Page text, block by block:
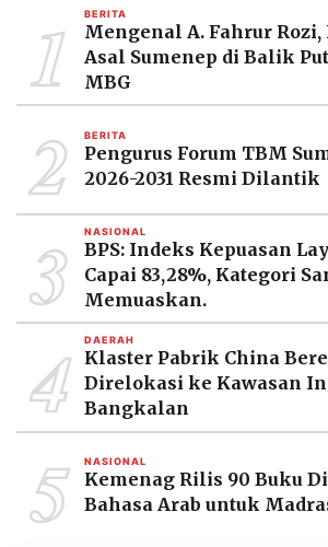
RESOLUSI
MEDIA
PRAMUDITA
1 BERITA
Mengenal A. Fahrur Rozi,
Asal Sumenep di Balik
MBG
2 BERITA
Pengurus Forum TBM
2026-2031 Resmi Dilantik
3 NASIONAL
BPS: Indeks Kepuasan
Capai 83,28%, Kategori
Memuaskan.
4 DAERAH
Klaster Pabrik China
Direlokasi ke Kawasan
Bangkalan
5 NASIONAL
Kemenag Rilis 90 Buku
Bahasa Arab untuk